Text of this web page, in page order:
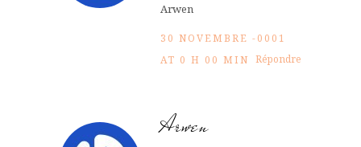
Arwen
30 NOVEMBRE -0001
AT 0 H 00 MIN Répondre
Arwen